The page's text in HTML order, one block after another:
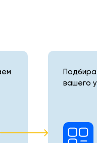
вашего